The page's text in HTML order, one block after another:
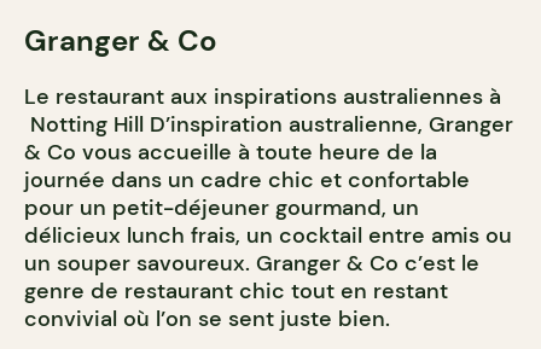
Granger & Co
Le restaurant aux inspirations australiennes à
Notting Hill D’inspiration australienne, Granger
& Co vous accueille à toute heure de la
journée dans un cadre chic et confortable
pour un petit-déjeuner gourmand, un
délicieux lunch frais, un cocktail entre amis ou
un souper savoureux. Granger & Co c’est le
genre de restaurant chic tout en restant
convivial où l’on se sent juste bien.